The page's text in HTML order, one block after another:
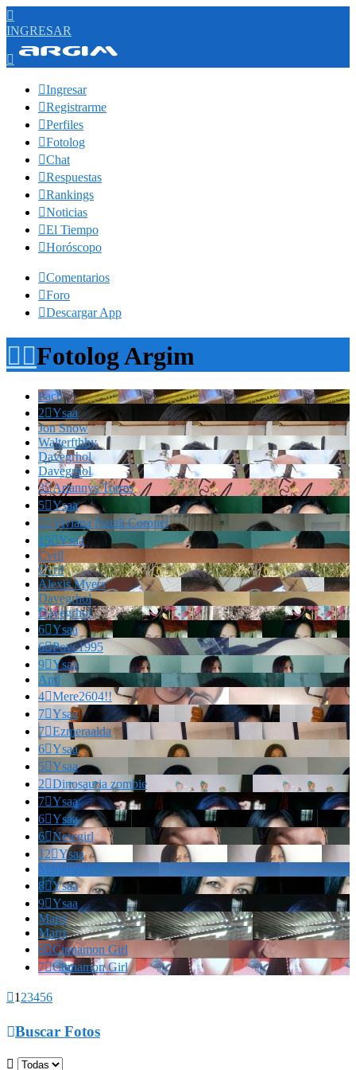

INGRESAR

Ingresar
Registrarme
Perfiles
Fotolog
Chat
Respuestas
Rankings
Noticias
El Tiempo
Horóscopo
Comentarios
Foro
Descargar App
Fotolog Argim
Pach
2Ysaa
Jon Snow
Walterfthhy
Davegrhol
Davegrhol
3Ariannys Torres
5Ysaa
2Viviana Natali Coronel
15Ysaa
Cvril
Cvril
Alexis Myers
Davegrhol
Davegrhol
6Ysaa
6Povc1995
9Ysaa
And
4Mere2604!!
7Ysaa
7Ezmeraalda
6Ysaa
5Ysaa
2Dinosauria zombie
7Ysaa
6Ysaa
6Newgirl
12Ysaa
Marianella!!!
8Ysaa
9Ysaa
Marrr
Marrr
6Cinnamon Girl
7Cinnamon Girl
1 23456
Buscar Fotos
